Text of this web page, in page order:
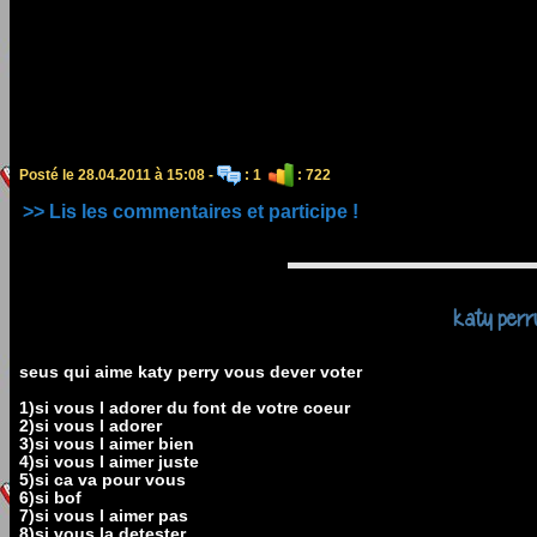
Posté le 28.04.2011 à 15:08 - : 1 : 722
>> Lis les commentaires et participe !
katy
seus qui aime katy perry vous dever voter
1)si vous l adorer du font de votre coeur
2)si vous l adorer
3)si vous l aimer bien
4)si vous l aimer juste
5)si ca va pour vous
6)si bof
7)si vous l aimer pas
8)si vous la detester